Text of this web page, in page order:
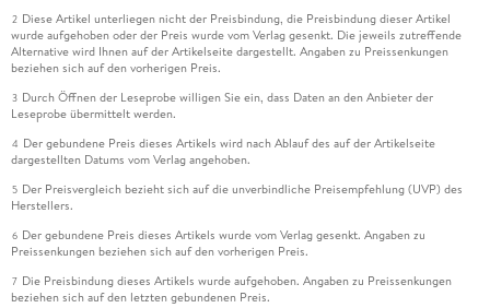
2 Diese Artikel unterliegen nicht der Preisbindung, die Preisbindung dieser Artikel
wurde aufgehoben oder der Preis wurde vom Verlag gesenkt. Die jeweils zutreffende
Alternative wird Ihnen auf der Artikelseite dargestellt. Angaben zu Preissenkungen
beziehen sich auf den vorherigen Preis.
3 Durch Öffnen der Leseprobe willigen Sie ein, dass Daten an den Anbieter der
Leseprobe übermittelt werden.
4 Der gebundene Preis dieses Artikels wird nach Ablauf des auf der Artikelseite
dargestellten Datums vom Verlag angehoben.
5 Der Preisvergleich bezieht sich auf die unverbindliche Preisempfehlung (UVP) des
Herstellers.
6 Der gebundene Preis dieses Artikels wurde vom Verlag gesenkt. Angaben zu
Preissenkungen beziehen sich auf den vorherigen Preis.
7 Die Preisbindung dieses Artikels wurde aufgehoben. Angaben zu Preissenkungen
beziehen sich auf den letzten gebundenen Preis.